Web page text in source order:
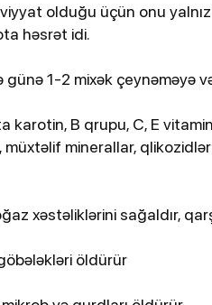
olduğu üçün onu
həsrət idi.
1-2 mixək çeynəməyə
karotin, B qrupu, C, E
minerallar,
xəstəliklərini sağaldır,
öldürür